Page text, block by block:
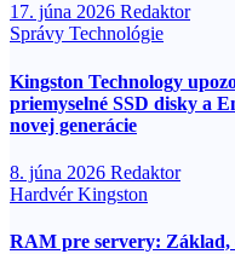
17. júna 2026 Redaktor
Správy Technológie
Kingston Technology
priemyselné SSD disky a
novej generácie
8. júna 2026 Redaktor
HardvérKingston
RAM pre servery: Základ,